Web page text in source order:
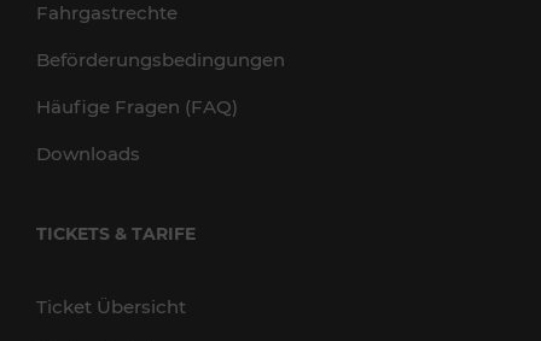
Fahrgastrechte
Beförderungsbedingungen
Häufige Fragen (FAQ)
Downloads
TICKETS & TARIFE
Ticket Übersicht